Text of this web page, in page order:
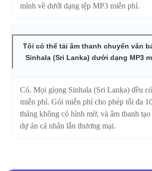
mình về dưới dạng tệp MP3 miễn phí.
Tôi có thể tải âm thanh chuyển văn
Sinhala (Sri Lanka) dưới dạng MP3
Có. Mọi giọng Sinhala (Sri Lanka) đều
miễn phí. Gói miễn phí cho phép tối đa
tháng không có hình mờ, và âm thanh
dự án cá nhân lẫn thương mại.